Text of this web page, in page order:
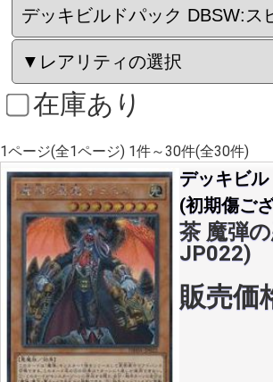
在庫あり
1ページ(全1ページ) 1件～30件(全30件)
デッキビ
(初期傷ご
茶 魔弾
JP022)
販売価